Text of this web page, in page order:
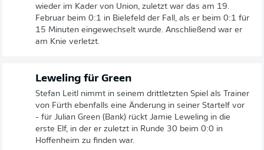
wieder im Kader von Union, zuletzt war das am 19.
Februar beim 0:1 in Bielefeld der Fall, als er beim 0:1 für
15 Minuten eingewechselt wurde. Anschließend war er
am Knie verletzt.
Leweling für Green
Stefan Leitl nimmt in seinem drittletzten Spiel als Trainer
von Fürth ebenfalls eine Änderung in seiner Startelf vor
- für Julian Green (Bank) rückt Jamie Leweling in die
erste Elf, in der er zuletzt in Runde 30 beim 0:0 in
Hoffenheim zu finden war.